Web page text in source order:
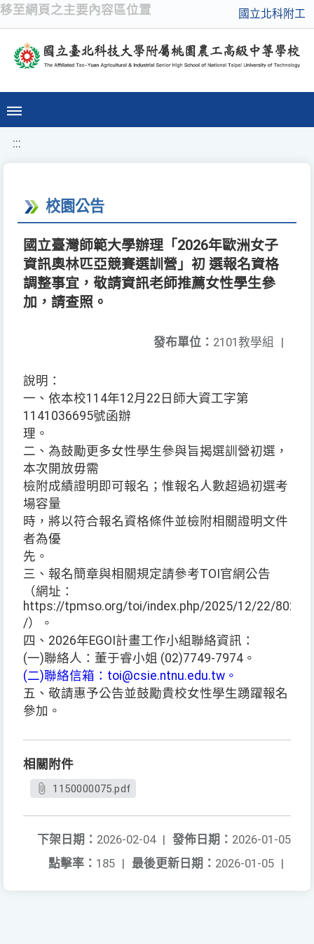
移至網頁之主要內容區位置 國立北科附工
:::
校園公告
國立臺灣師範大學辦理「2026年歐洲女子
資訊奧林匹亞競賽選訓營」初 選報名資格
調整事宜，敬請資訊老師推薦女性學生參
加，請查照。
發布單位： 2101教學組 |
說明：
一、依本校114年12月22日師大資工字第
1141036695號函辦
理。
二、為鼓勵更多女性學生參與旨揭選訓營初選，
本次開放毋需
檢附成績證明即可報名；惟報名人數超過初選考
場容量
時，將以符合報名資格條件並檢附相關證明文件
者為優
先。
三、報名簡章與相關規定請參考TOI官網公告
（網址：
https://tpmso.org/toi/index.php/2025/12/22/8022
/）。
四、2026年EGOI計畫工作小組聯絡資訊：
(一)聯絡人：董于睿小姐 (02)7749-7974。
(二)聯絡信箱：toi@csie.ntnu.edu.tw。
五、敬請惠予公告並鼓勵貴校女性學生踴躍報名
參加。
相關附件
1150000075.pdf
發佈日期： 2026-01-05
下架日期： 2026-02-04 |
最後更新日期： 2026-01-05 |
點擊率： 185 |